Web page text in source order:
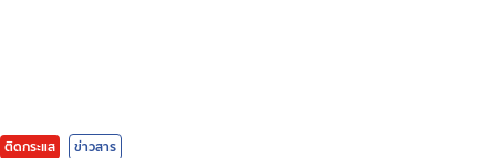
ติดกระแส ข่าวสาร